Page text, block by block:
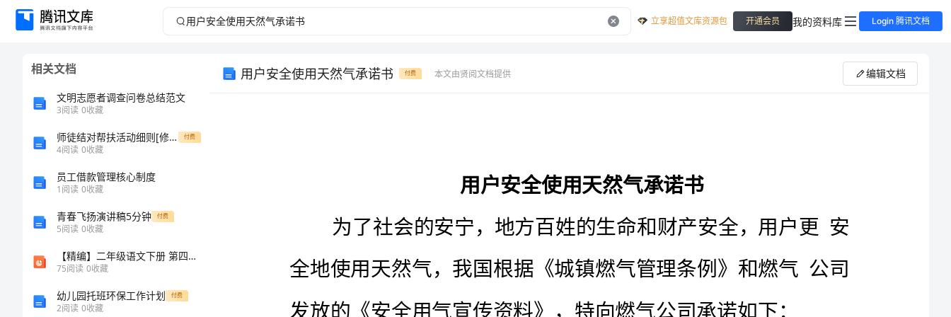
用
立享超值文库资源包 开通会员 我的资料库 Login 腾讯文档
相关文档
文明志愿者调查问卷总结范文
3阅读 0收藏
师徒结对帮扶活动细则[修改版] 付费
4阅读 0收藏
员工借款管理核心制度
1阅读 0收藏
青春飞扬演讲稿5分钟 付费
5阅读 0收藏
【精编】二年级语文下册 第四单元 第16课《大林寺桃花》课件2 北京版-北京版小学二年级下册语文课件
75阅读 0收藏
幼儿园托班环保工作计划 付费
2阅读 0收藏
用户安全使用天然气承诺书 付费 本文由贤阅文档提供 编辑文档